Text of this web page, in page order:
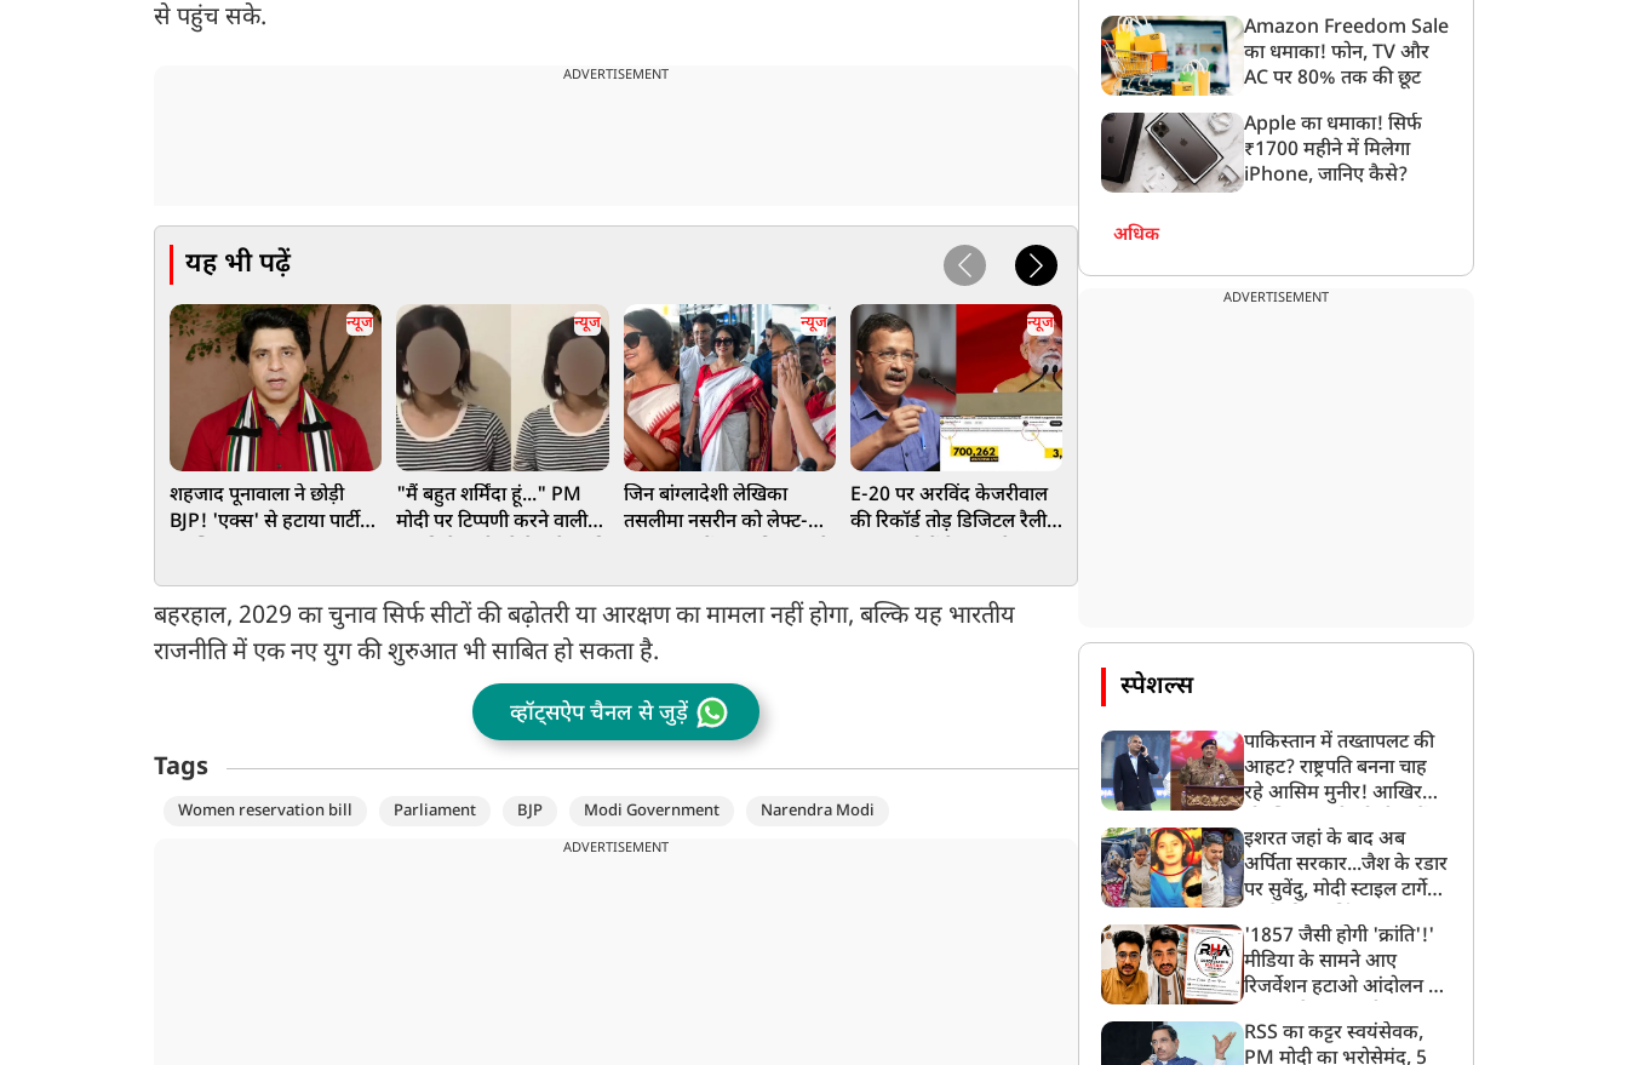
से पहुंच सके.
ADVERTISEMENT
यह भी पढ़ें
न्यूज
शहजाद पूनावाला ने छोड़ी
BJP! 'एक्स' से हटाया पार्टी
न्यूज
"मैं बहुत शर्मिंदा हूं..." PM
मोदी पर टिप्पणी करने वाली
न्यूज
जिन बांग्लादेशी लेखिका
तसलीमा नसरीन को लेफ्ट-
बंगाल वापसी
न्यूज
E-20 पर अरविंद केजरीवाल
की रिकॉर्ड तोड़ डिजिटल रैली,
आवास तक मार्च का ऐलान
कमजोर, लेकिन जोश हाई!
बहरहाल, 2029 का चुनाव सिर्फ सीटों की बढ़ोतरी या आरक्षण का मामला नहीं होगा, बल्कि यह भारतीय
राजनीति में एक नए युग की शुरुआत भी साबित हो सकता है.
व्हॉट्सऐप चैनल से जुड़ें
Tags
Women reservation bill Parliament BJP Modi Government Narendra Modi
ADVERTISEMENT
लगाई फटकार
Amazon Freedom Sale
का धमाका! फोन, TV और
AC पर 80% तक की छूट
Apple का धमाका! सिर्फ
₹1700 महीने में मिलेगा
iPhone, जानिए कैसे?
अधिक
ADVERTISEMENT
स्पेशल्स
पाकिस्तान में तख्तापलट की
आहट? राष्ट्रपति बनना चाह
रहे आसिम मुनीर! आखिर
बनाया मोहरा?
इशरत जहां के बाद अब
अर्पिता सरकार...जैश के रडार
पर सुवेंदु, मोदी स्टाइल टार्गेट
बड़ा एक्शन!
'1857 जैसी होगी 'क्रांति'!'
मीडिया के सामने आए
रिजर्वेशन हटाओ आंदोलन के
दिया RHA का मास्टरप्लान
RSS का कट्टर स्वयंसेवक,
PM मोदी का भरोसेमंद, 5